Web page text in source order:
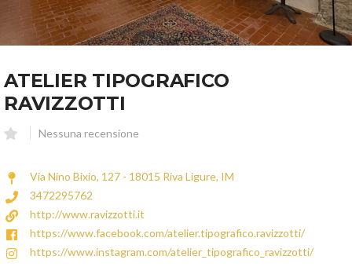
ATELIER TIPOGRAFICO
RAVIZZOTTI
Nessuna recensione
Via Nino Bixio, 127 - 18015 Riva Ligure, IM
3472295762
http://www.ravizzotti.it
https://www.facebook.com/atelier.tipografico.ravizzotti/
https://www.instagram.com/atelier_tipografico_ravizzotti/